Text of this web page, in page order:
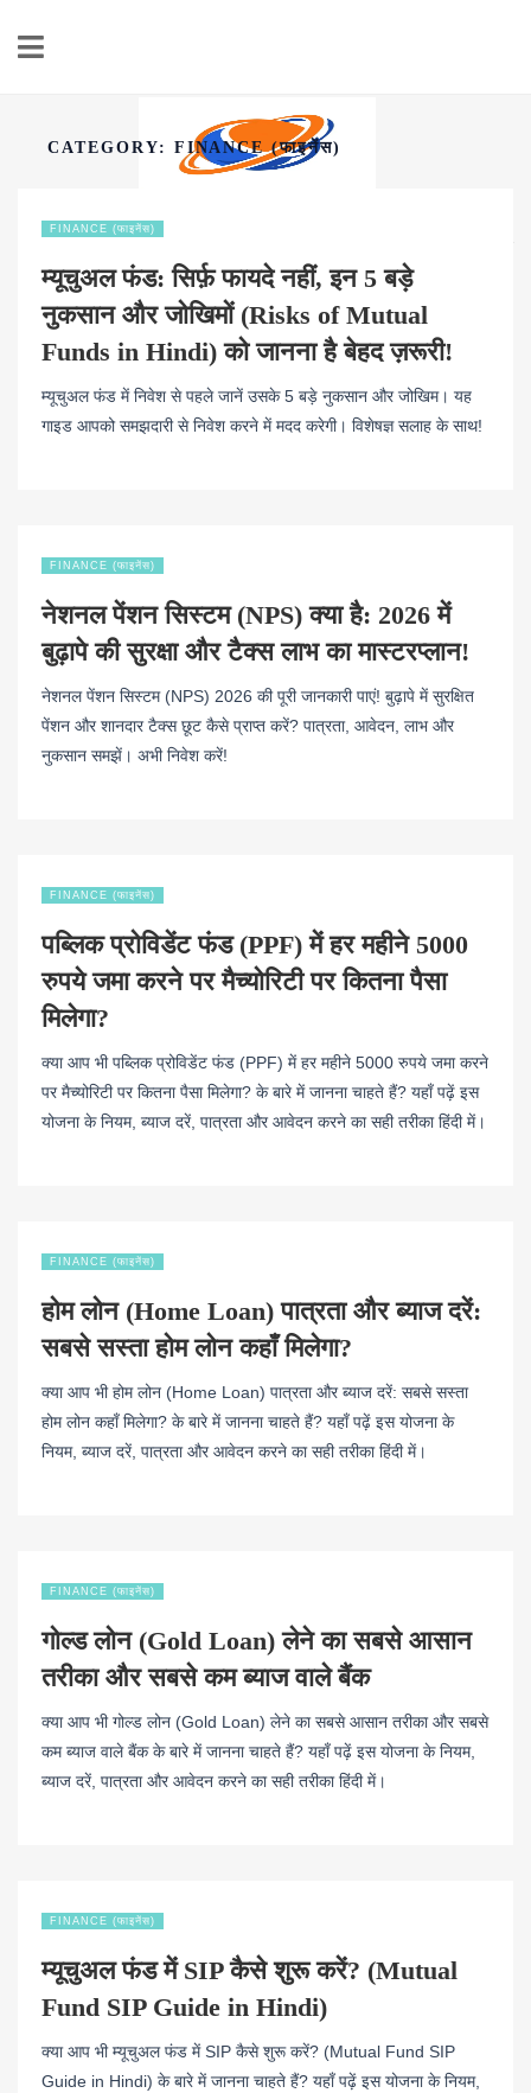
HINDI PLANET
पर्सनल फाइनेंस, सोलर एनर्जी और इलेक्ट्रिक व्हीकल (EV) की ताज़ा जानकारी
CATEGORY: FINANCE (फाइनेंस)
FINANCE (फाइनेंस)
म्यूचुअल फंड: सिर्फ़ फायदे नहीं, इन 5 बड़े
नुकसान और जोखिमों (Risks of Mutual
Funds in Hindi) को जानना है बेहद ज़रूरी!
म्यूचुअल फंड में निवेश से पहले जानें उसके 5 बड़े नुकसान और जोखिम। यह
गाइड आपको समझदारी से निवेश करने में मदद करेगी। विशेषज्ञ सलाह के साथ!
FINANCE (फाइनेंस)
नेशनल पेंशन सिस्टम (NPS) क्या है: 2026 में
बुढ़ापे की सुरक्षा और टैक्स लाभ का मास्टरप्लान!
नेशनल पेंशन सिस्टम (NPS) 2026 की पूरी जानकारी पाएं! बुढ़ापे में सुरक्षित
पेंशन और शानदार टैक्स छूट कैसे प्राप्त करें? पात्रता, आवेदन, लाभ और
नुकसान समझें। अभी निवेश करें!
FINANCE (फाइनेंस)
पब्लिक प्रोविडेंट फंड (PPF) में हर महीने 5000
रुपये जमा करने पर मैच्योरिटी पर कितना पैसा
मिलेगा?
क्या आप भी पब्लिक प्रोविडेंट फंड (PPF) में हर महीने 5000 रुपये जमा करने
पर मैच्योरिटी पर कितना पैसा मिलेगा? के बारे में जानना चाहते हैं? यहाँ पढ़ें इस
योजना के नियम, ब्याज दरें, पात्रता और आवेदन करने का सही तरीका हिंदी में।
FINANCE (फाइनेंस)
होम लोन (Home Loan) पात्रता और ब्याज दरें:
सबसे सस्ता होम लोन कहाँ मिलेगा?
क्या आप भी होम लोन (Home Loan) पात्रता और ब्याज दरें: सबसे सस्ता
होम लोन कहाँ मिलेगा? के बारे में जानना चाहते हैं? यहाँ पढ़ें इस योजना के
नियम, ब्याज दरें, पात्रता और आवेदन करने का सही तरीका हिंदी में।
FINANCE (फाइनेंस)
गोल्ड लोन (Gold Loan) लेने का सबसे आसान
तरीका और सबसे कम ब्याज वाले बैंक
क्या आप भी गोल्ड लोन (Gold Loan) लेने का सबसे आसान तरीका और सबसे
कम ब्याज वाले बैंक के बारे में जानना चाहते हैं? यहाँ पढ़ें इस योजना के नियम,
ब्याज दरें, पात्रता और आवेदन करने का सही तरीका हिंदी में।
FINANCE (फाइनेंस)
म्यूचुअल फंड में SIP कैसे शुरू करें? (Mutual
Fund SIP Guide in Hindi)
क्या आप भी म्यूचुअल फंड में SIP कैसे शुरू करें? (Mutual Fund SIP
Guide in Hindi) के बारे में जानना चाहते हैं? यहाँ पढ़ें इस योजना के नियम,